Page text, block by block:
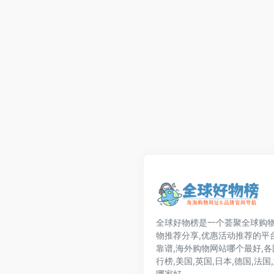
全球好物榜是一个荟聚全球购
物推荐分享,优惠活动推荐的平
靠谱,海外购物网站哪个最好,
行榜,美国,英国,日本,德国,法